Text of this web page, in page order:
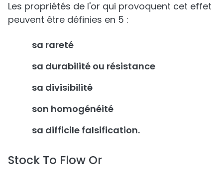
Les propriétés de l'or qui provoquent cet effet
peuvent être définies en 5 :
sa rareté
sa durabilité ou résistance
sa divisibilité
son homogénéité
sa difficile falsification.
Stock To Flow Or